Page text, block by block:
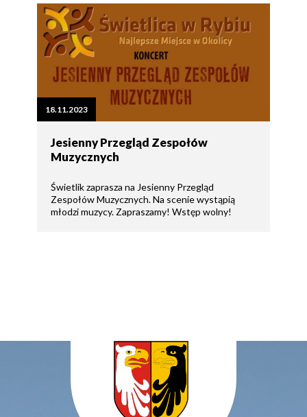
18.11.2023
Jesienny Przegląd Zespołów
Muzycznych
Świetlik zaprasza na Jesienny Przegląd
Zespołów Muzycznych. Na scenie wystąpią
młodzi muzycy. Zapraszamy! Wstęp wolny!